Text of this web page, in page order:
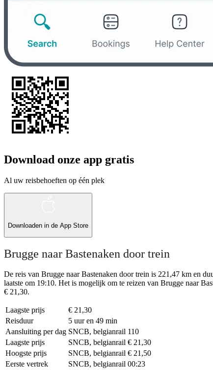
Download onze app gratis
Al uw reisbehoeften op één plek
Downloaden in de App Store
Brugge naar Bastenaken door trein
De reis van Brugge naar Bastenaken door trein is 221,47 km en
laatste om 19:10. Het is mogelijk om te reizen van Brugge naar
€ 21,30.
Laagste prijs
€ 21,30
Reisduur
5 uur en 49 min
Aansluiting per dag SNCB, belgianrail 110
Laagste prijs
SNCB, belgianrail € 21,30
Hoogste prijs
SNCB, belgianrail € 21,50
Eerste vertrek
SNCB, belgianrail 00:23